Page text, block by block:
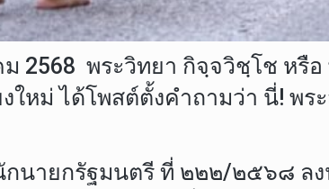
2568 พระวิทยา กิจฺจวิชฺโช หรื
ใหม่ ได้โพสต์ตั้งคำถามว่า นี่! พ
กนายกรัฐมนตรี ที่ ๒๒๒/๒๕๖๘ ล